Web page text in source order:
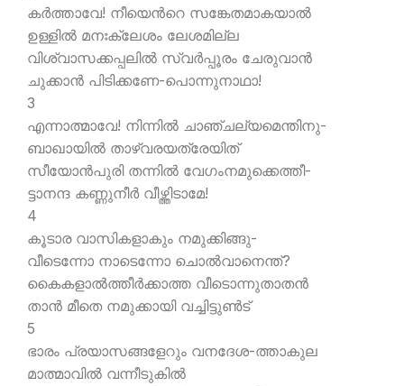
കര്‍ത്താവേ! നീയെന്‍റെ സങ്കേതമാകയാല്‍
ഉള്ളില്‍ മനഃക്ലേശം ലേശമില്ല
വിശ്വാസക്കപ്പലില്‍ സ്വര്‍പ്പൂരം ചേരുവാന്‍
ചുക്കാന്‍ പിടിക്കണേ-പൊന്നുനാഥാ!
3
എന്നാത്മാവേ! നിന്നില്‍ ചാഞ്ചല്യമെന്തിനു-
ബാഖായില്‍ താഴ്വരയത്രേയിത്
സീയോന്‍പുരി തന്നില്‍ വേഗംനമുക്കെത്തീ-
ട്ടാനന്ദ കണ്ണുനീര്‍ വീഴ്ത്തിടാമേ!
4
കൂടാര വാസികളാകും നമുക്കിങ്ങു-
വീടെന്നോ നാടെന്നോ ചൊല്‍വാനെന്ത്?
കൈകളാല്‍ത്തീര്‍ക്കാത്ത വീടൊന്നുതാതന്‍
താന്‍ മീതെ നമുക്കായി വച്ചിട്ടുണ്‍ട്
5
ഭാരം പ്രയാസങ്ങളേറും വനദേശ-ത്താകുല
മാത്മാവില്‍ വന്നീടുകില്‍